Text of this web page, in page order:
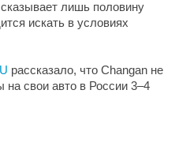
лишь половину
искать в условиях
рассказало, что Changan не
свои авто в России 3–4